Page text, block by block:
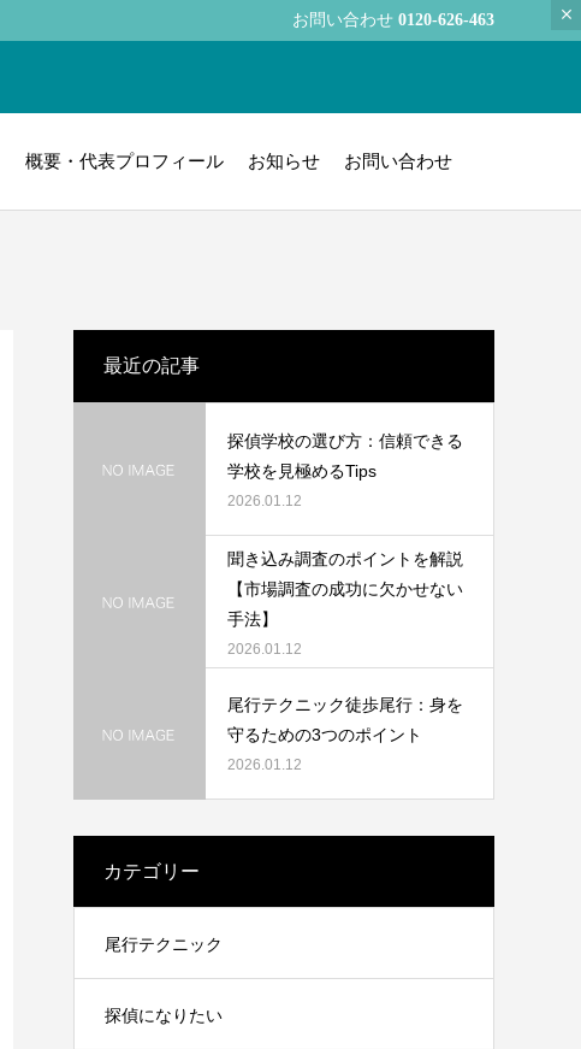
お問い合わせ 0120-626-463
概要・代表プロフィール お知らせ お問い合わせ
最近の記事
探偵学校の選び方：信頼できる
学校を見極めるTips
2026.01.12
聞き込み調査のポイントを解説
【市場調査の成功に欠かせない
手法】
2026.01.12
尾行テクニック徒歩尾行：身を
守るための3つのポイント
2026.01.12
カテゴリー
尾行テクニック
探偵になりたい